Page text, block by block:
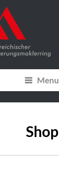
Menu
Shop